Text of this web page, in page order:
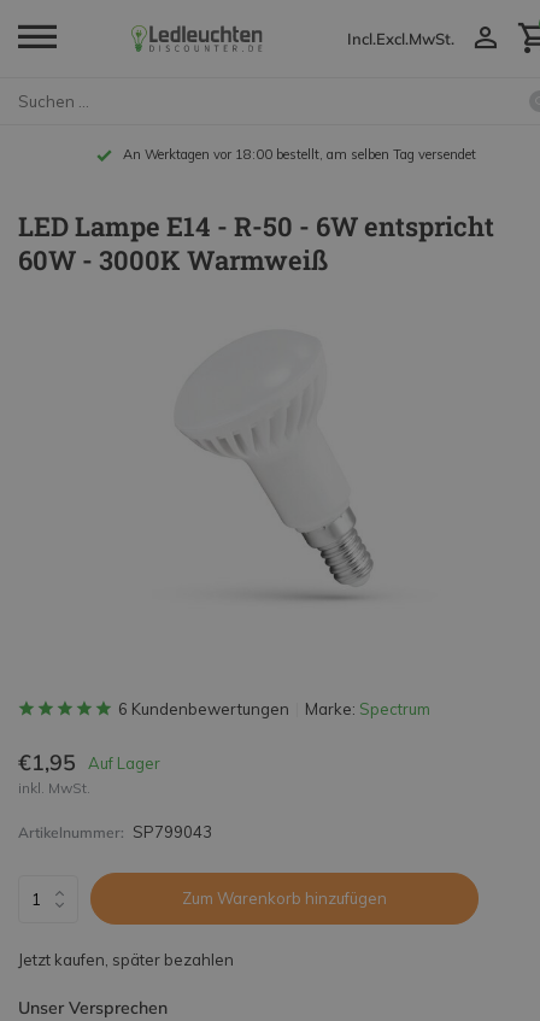
Incl.Excl.MwSt.
An Werktagen vor 18:00 bestellt, am selben Tag versendet
LED Lampe E14 - R-50 - 6W entspricht
60W - 3000K Warmweiß
6 Kundenbewertungen Marke: Spectrum
€1,95 Auf Lager
inkl. MwSt.
Artikelnummer: SP799043
Zum Warenkorb hinzufügen
Jetzt kaufen, später bezahlen
Unser Versprechen